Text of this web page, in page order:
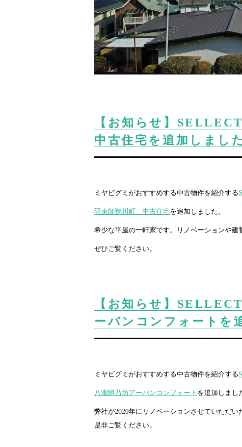
【お知らせ】
中古住宅を追加しました
ミヤビグミがおすすめする中古物件を紹介する
羽束師鴨川町 中古住宅を追加しました。
希少な平屋の一軒家です。リノベーションや建
ぜひご覧ください。
【お知らせ】
ーバンコンフォートを
ミヤビグミがおすすめする中古物件を紹介する
八瀬鱒乃坊アーバンコンフォート を追加しまし
弊社が2020年にリノベーションさせていただい
是非ご覧ください。